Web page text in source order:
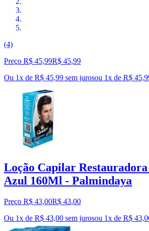
(4)
Preço R$ 45,99R$ 45,99
Ou 1x de R$ 45,99 sem jurosou 1x de R$
Loção Capilar
Azul 160Ml - Palmindaya
Preço R$ 43,00R$ 43,00
Ou 1x de R$ 43,00 sem jurosou 1x de R$